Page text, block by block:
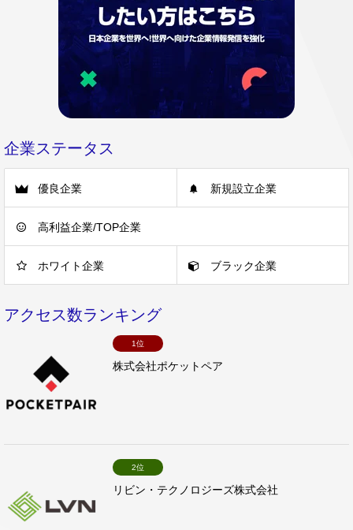
企業ステータス
優良企業 新規設立企業
高利益企業/TOP企業
ホワイト企業 ブラック企業
アクセス数ランキング
1位
株式会社ポケットペア
2位
リビン・テクノロジーズ株式会社